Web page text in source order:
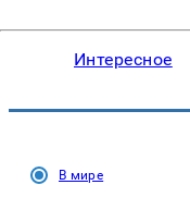
Интересное
В мире